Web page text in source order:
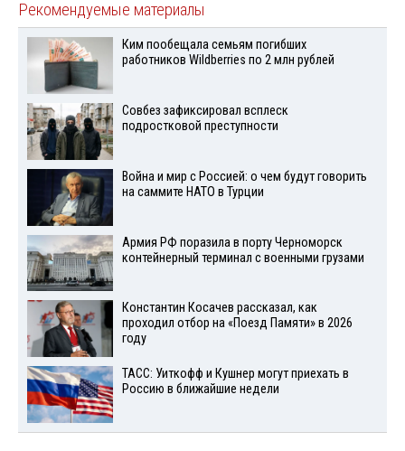
Рекомендуемые материалы
Ким пообещала семьям погибших
работников Wildberries по 2 млн рублей
Совбез зафиксировал всплеск
подростковой преступности
Война и мир с Россией: о чем будут говорить
на саммите НАТО в Турции
Армия РФ поразила в порту Черноморск
контейнерный терминал с военными грузами
Константин Косачев рассказал, как
проходил отбор на «Поезд Памяти» в 2026
году
ТАСС: Уиткофф и Кушнер могут приехать в
Россию в ближайшие недели